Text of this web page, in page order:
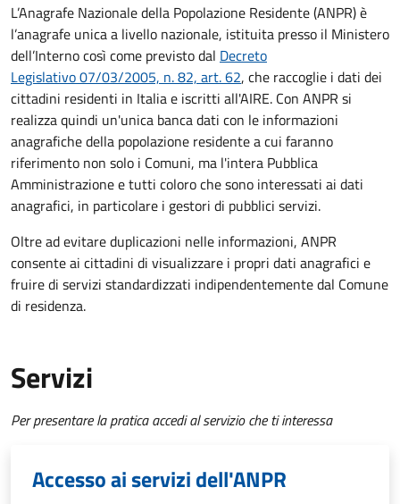
L’Anagrafe Nazionale della Popolazione Residente (ANPR) è
l’anagrafe unica a livello nazionale, istituita presso il Ministero
dell’Interno così come previsto dal Decreto
Legislativo 07/03/2005, n. 82, art. 62, che raccoglie i dati dei
cittadini residenti in Italia e iscritti all'AIRE. Con ANPR si
realizza quindi un'unica banca dati con le informazioni
anagrafiche della popolazione residente a cui faranno
riferimento non solo i Comuni, ma l'intera Pubblica
Amministrazione e tutti coloro che sono interessati ai dati
anagrafici, in particolare i gestori di pubblici servizi.
Oltre ad evitare duplicazioni nelle informazioni, ANPR
consente ai cittadini di visualizzare i propri dati anagrafici e
fruire di servizi standardizzati indipendentemente dal Comune
di residenza.
Servizi
Per presentare la pratica accedi al servizio che ti interessa
Accesso ai servizi dell'ANPR